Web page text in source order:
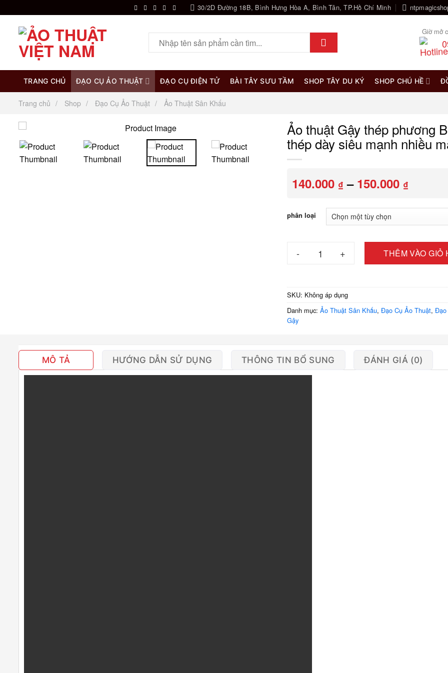
đến
30/2D Đường 18B, Bình Hưng Hòa A, Bình Tân, TP.Hồ Chí Minh
kiếm:
Giờ mở
TRANG CHỦ ĐẠO CỤ ẢO THUẬT ĐẠO CỤ ĐIỆN TỬ BÀI TÂY SƯU TẦM SHOP TÂY DU KÝ SHOP CHÚ HỀ
Trang chủ Shop Đạo Cụ Ảo Thuật Ảo Thuật Sân Khấu
Ảo thuật Gậy thép phương
thép dày siêu mạnh nhiều
140.000 ₫ – 150.000 ₫giá:
đến
phân loại
Ảo thuật Gậy thép phương Bắc loại cao cấp
THÊM VÀO GIỎ
SKU: Không áp dụng
Danh mục: Ảo Thuật Sân Khấu, Đạo Cụ Ảo Thuật, Đạo
Gậy
MÔ TẢ HƯỚNG DẪN SỬ DỤNG THÔNG TIN BỔ SUNG ĐÁNH GIÁ (0)